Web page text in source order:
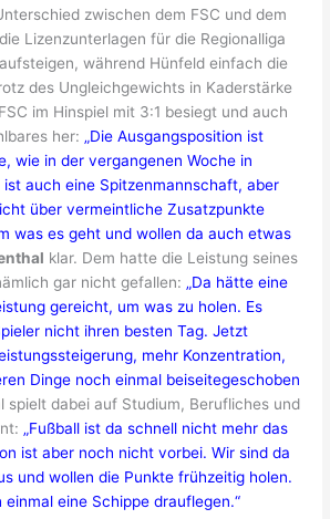
zwischen dem FSC und dem
Lizenzunterlagen für die Regionalliga
während Hünfeld einfach die
des Ungleichgewichts in Kaderstärke
im Hinspiel mit 3:1 besiegt und auch
her: „Die Ausgangsposition ist
wie in der vergangenen Woche in
auch eine Spitzenmannschaft, aber
über vermeintliche Zusatzpunkte
was es geht und wollen da auch etwas
klar. Dem hatte die Leistung seines
gar nicht gefallen: „Da hätte eine
gereicht, um was zu holen. Es
nicht ihren besten Tag. Jetzt
mehr Konzentration,
Dinge noch einmal beiseitegeschoben
spielt dabei auf Studium, Berufliches und
„Fußball ist da schnell nicht mehr das
ist aber noch nicht vorbei. Wir sind da
und wollen die Punkte frühzeitig holen.
einmal eine Schippe drauflegen.“